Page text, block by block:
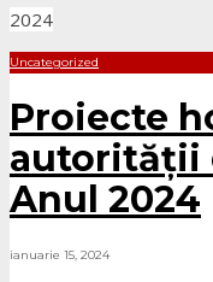
2024
Uncategorized
Proiecte
autorității
Anul 2024
ianuarie 15, 2024